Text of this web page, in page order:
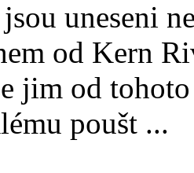
uneseni
od Kern
jim od
poušt ...